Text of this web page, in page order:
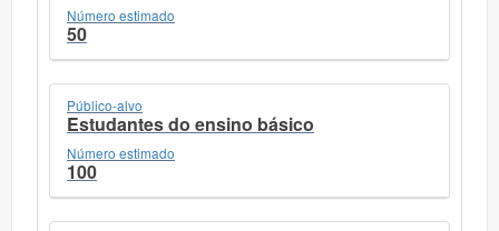
Número estimado
50
Público-alvo
Estudantes do ensino básico
Número estimado
100